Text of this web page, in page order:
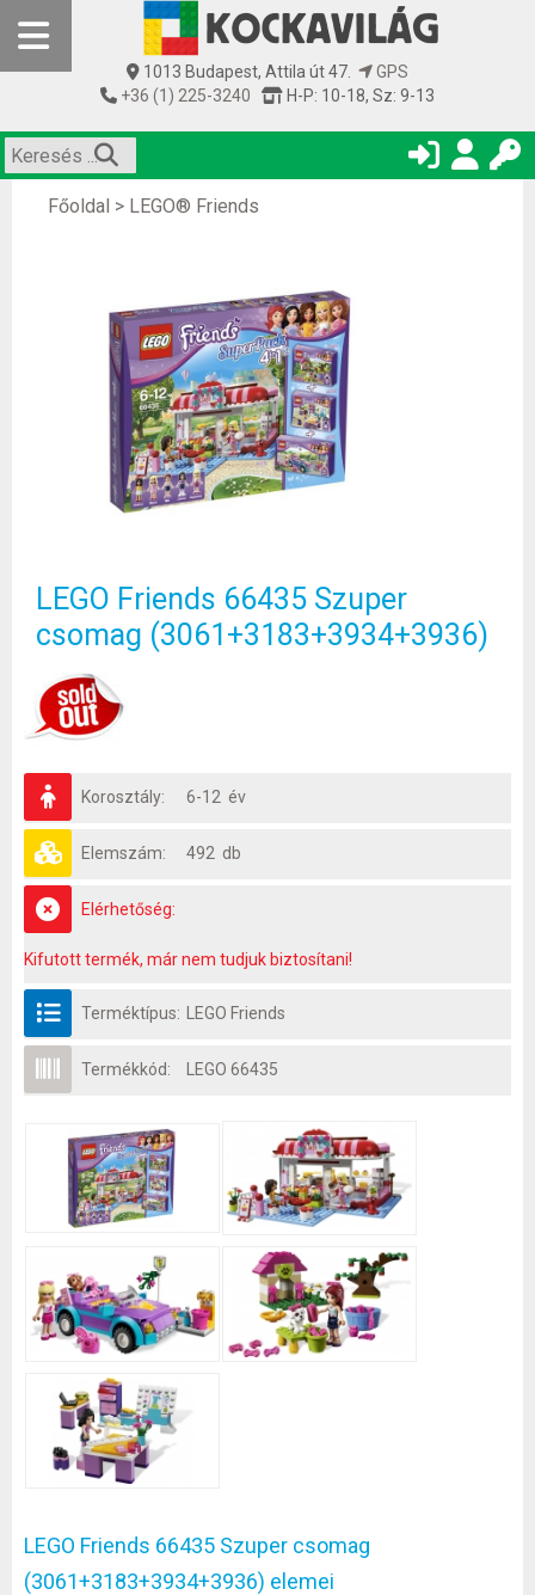
1013 Budapest, Attila út 47.
GPS
+36 (1) 225-3240
H-P: 10-18, Sz: 9-13
Főoldal > LEGO® Friends
LEGO Friends 66435 Szuper
csomag (3061+3183+3934+3936)
Korosztály: 6-12 év
Elemszám: 492 db
Elérhetőség:
Kifutott termék, már nem tudjuk biztosítani!
Terméktípus: LEGO Friends
Termékkód: LEGO 66435
LEGO Friends 66435 Szuper csomag
(3061+3183+3934+3936) elemei